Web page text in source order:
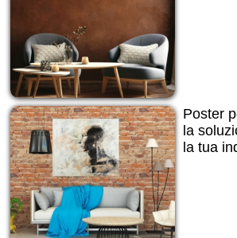
Poster
la
la tua